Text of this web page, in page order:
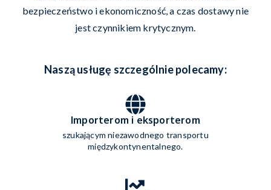
bezpieczeństwo i ekonomiczność, a czas dostawy nie
jest czynnikiem krytycznym.
Naszą usługę szczególnie polecamy:
Importerom i eksporterom
szukającym niezawodnego transportu
międzykontynentalnego.